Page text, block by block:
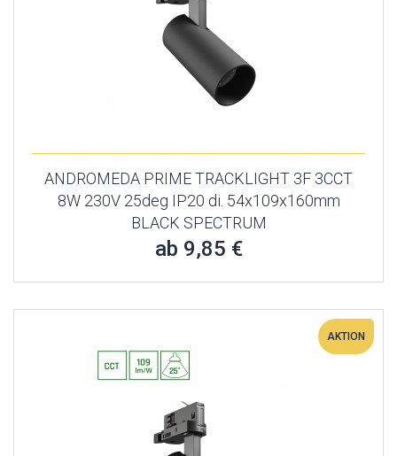
ANDROMEDA PRIME TRACKLIGHT 3F 3CCT
8W 230V 25deg IP20 di. 54x109x160mm
BLACK SPECTRUM
ab 9,85 €
AKTION